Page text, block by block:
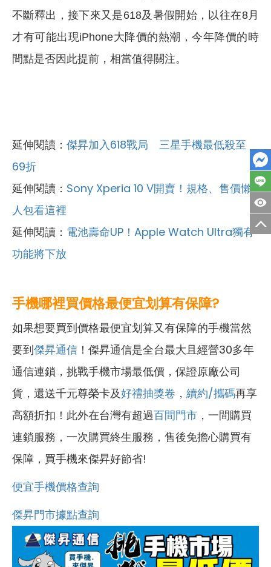
不斷釋出，接下來又是618及暑假開始，以往在8月
才有可能出現iPhone大降價的熱潮，今年降價的時
間點是否因此提前，相當值得關注。
延伸閱讀： 傑昇加入618戰局 三星手機最低殺至
69折
延伸閱讀： Sony Xperia 10 V開賣！規格、售價懶
人包看這裡
延伸閱讀： 電池壽命UP！Apple Watch Ultra獨有
功能將下放
手機哪裡買價格最便宜划算有保障?
如果想要買到價格最便宜划算又有保障的手機當然
要到傑昇通信 ！傑昇通信是全台最大且經營30多年
通信連鎖，挑戰手機市場最低價，保證原廠公司
貨，還送千元尊榮卡及好禮抽獎卷 ， 續約/攜碼再享
高額折扣！此外在台灣有超過百間門市 ，一間購買
連鎖服務，一次購買終生服務，售後免擔心購買有
保障，買手機來傑昇好節省!
便宜手機價格查詢
傑昇門市據點查詢